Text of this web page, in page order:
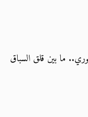
ما بين قلق السباق